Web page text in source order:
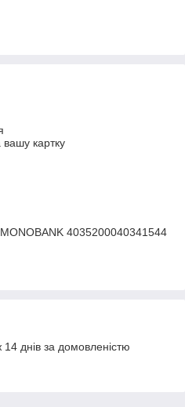
вашу картку
4035200040341544
днів за домовленістю